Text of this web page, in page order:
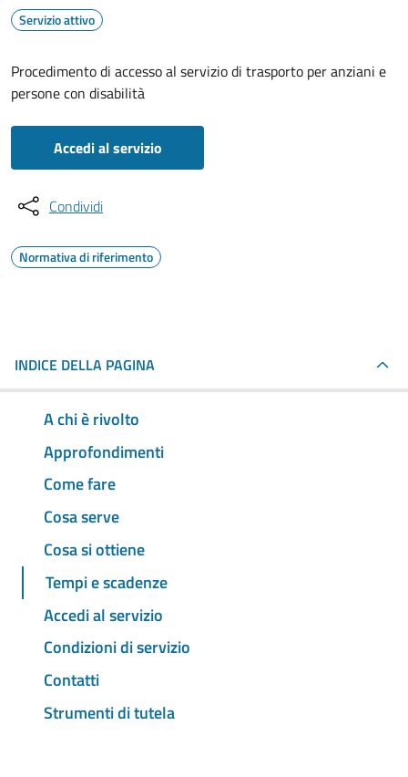
Servizio attivo
Procedimento di accesso al servizio di trasporto per anziani e
persone con disabilità
Accedi al servizio
Condividi
Normativa di riferimento
INDICE DELLA PAGINA
A chi è rivolto
Approfondimenti
Come fare
Cosa serve
Cosa si ottiene
Tempi e scadenze
Accedi al servizio
Condizioni di servizio
Contatti
Strumenti di tutela